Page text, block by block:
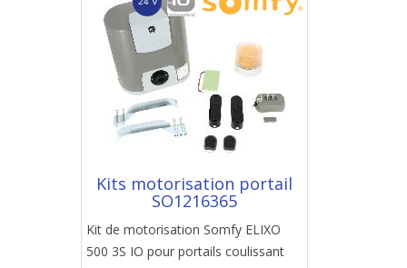
Kits motorisation portail
SO1216365
Kit de motorisation Somfy ELIXO
500 3S IO pour portails coulissant